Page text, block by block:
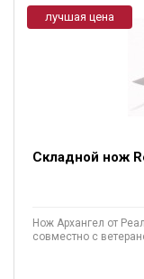
лучшая цена
Складной нож
Нож Архангел от
совместно с